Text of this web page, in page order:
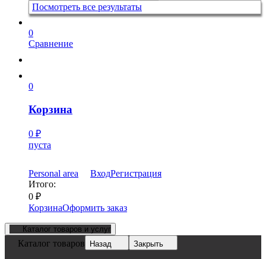
Посмотреть все результаты
0
Сравнение
0
Корзина
0 ₽
пуста
Personal area ВходРегистрация
Итого:
0 ₽
КорзинаОформить заказ
Каталог товаров и услуг
Каталог товаров Назад Закрыть